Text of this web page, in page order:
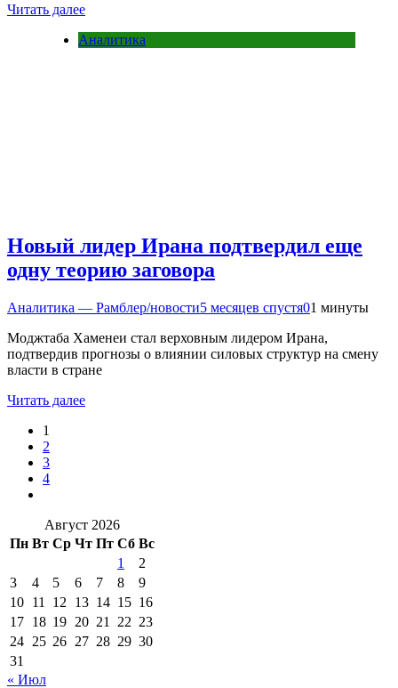
Читать далее
Аналитика
Новый лидер Ирана подтвердил еще
одну теорию заговора
Аналитика — Рамблер/новости5 месяцев спустя01 минуты
Моджтаба Хаменеи стал верховным лидером Ирана,
подтвердив прогнозы о влиянии силовых структур на смену
власти в стране
Читать далее
1
2
3
4
Август 2026
Пн Вт Ср Чт Пт Сб Вс
1
2
3
4 5 6 7 8
9
10 11 12 13 14 15 16
17 18 19 20 21 22 23
24 25 26 27 28 29 30
31
« Июл